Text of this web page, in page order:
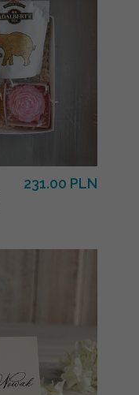
231.00 PLN